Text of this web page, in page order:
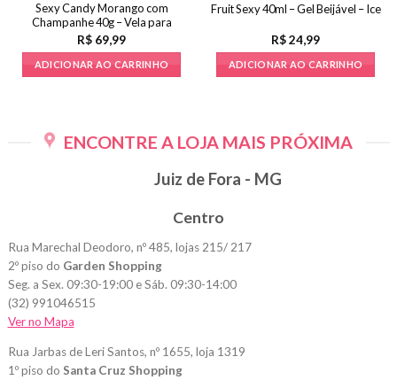
Sexy Candy Morango com
Champanhe 40g – Vela para
Massagem e Aromatizante
R$ 69,99
ADICIONAR AO CARRINHO
Fruit Sexy 40ml – Gel Beijável – Ice
R$24,99
ADICIONAR AO CARRINHO
ENCONTRE A LOJA MAIS PRÓXIMA
Juiz de Fora - MG
Centro
Rua Marechal Deodoro, nº 485, lojas 215/ 217
2º piso do Garden Shopping
Seg. a Sex. 09:30-19:00 e Sáb. 09:30-14:00
(32) 991046515
Ver no Mapa
Rua Jarbas de Leri Santos, nº 1655, loja 1319
1º piso do Santa Cruz Shopping